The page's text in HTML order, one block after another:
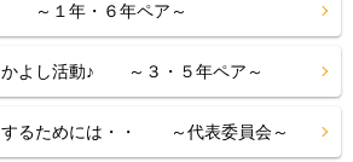
～１年・６年ペア～
かよし活動♪ ～３・５年ペア～
するためには・・ ～代表委員会～